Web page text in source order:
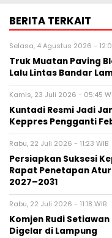
BERITA TERKAIT
Selasa, 4 Agustus 2026 -
Truk Muatan Paving
Lalu Lintas Bandar
Kamis, 23 Juli 2026 - 05:45
Kuntadi Resmi Jadi
Keppres Pengganti
Rabu, 22 Juli 2026 - 11:23 WIB
Persiapkan Suksesi
Rapat Penetapan
2027–2031
Rabu, 22 Juli 2026 - 11:18 WIB
Komjen Rudi
Digelar di Lampung